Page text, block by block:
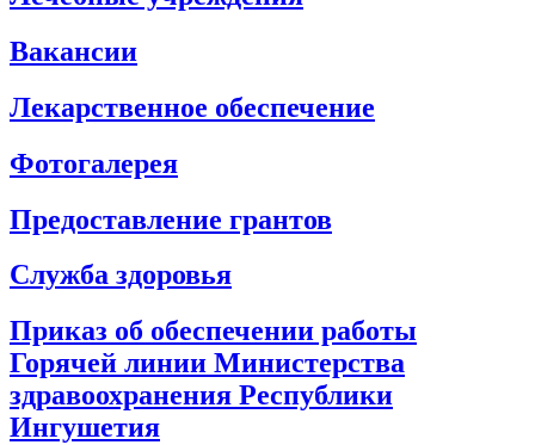
Вакансии
Лекарственное обеспечение
Фотогалерея
Предоставление грантов
Служба здоровья
Приказ об обеспечении работы
Горячей линии Министерства
здравоохранения Республики
Ингушетия